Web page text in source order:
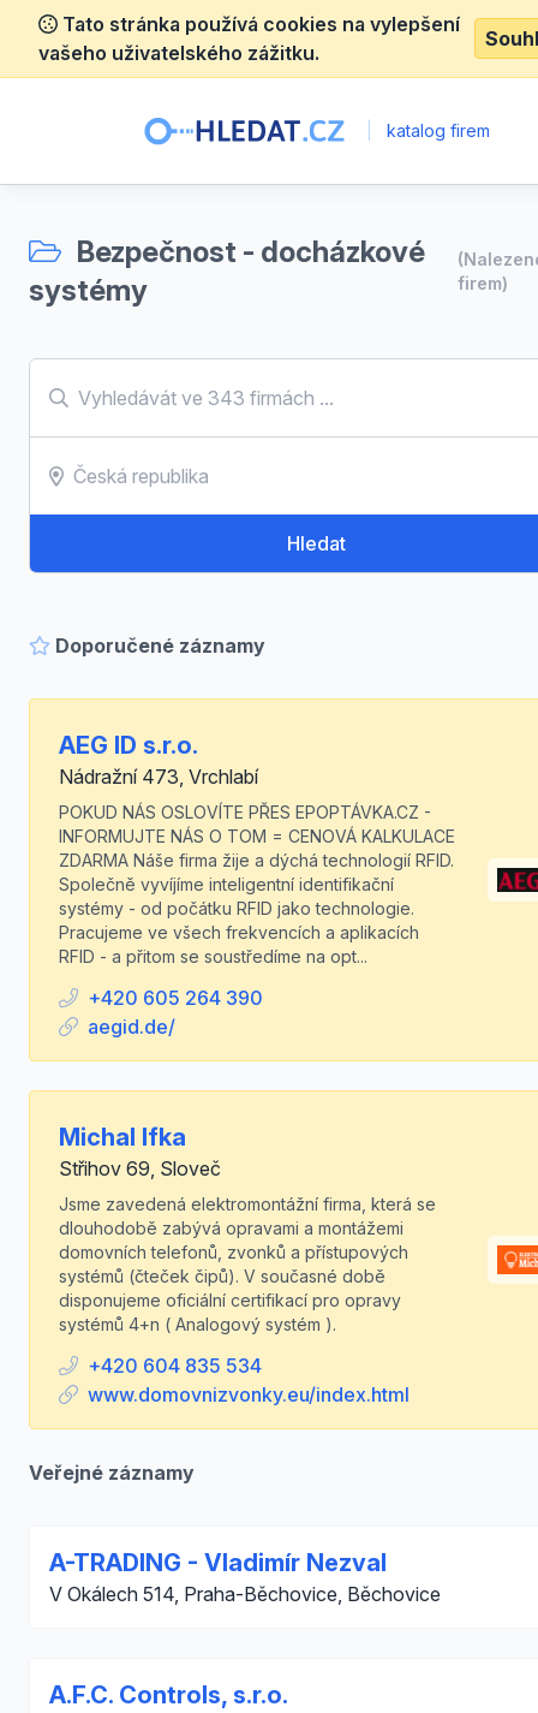
Tato stránka používá cookies na vylepšení
vašeho uživatelského zážitku.
katalog firem
Bezpečnost - docházkové
systémy
firem)
Hledat
Doporučené záznamy
AEG ID s.r.o.
Nádražní 473, Vrchlabí
POKUD NÁS OSLOVÍTE PŘES EPOPTÁVKA.CZ -
INFORMUJTE NÁS O TOM = CENOVÁ KALKULACE
ZDARMA Náše firma žije a dýchá technologií RFID.
Společně vyvíjíme inteligentní identifikační
systémy - od počátku RFID jako technologie.
Pracujeme ve všech frekvencích a aplikacích
RFID - a přitom se soustředíme na opt...
+420 605 264 390
aegid.de/
Michal Ifka
Střihov 69, Sloveč
Jsme zavedená elektromontážní firma, která se
dlouhodobě zabývá opravami a montážemi
domovních telefonů, zvonků a přístupových
systémů (čteček čipů). V současné době
disponujeme oficiální certifikací pro opravy
systémů 4+n ( Analogový systém ).
+420 604 835 534
www.domovnizvonky.eu/index.html
Veřejné záznamy
A-TRADING - Vladimír Nezval
V Okálech 514, Praha-Běchovice, Běchovice
A.F.C. Controls, s.r.o.